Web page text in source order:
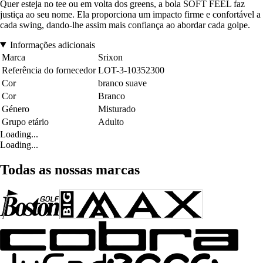
Quer esteja no tee ou em volta dos greens, a bola SOFT FEEL faz
justiça ao seu nome. Ela proporciona um impacto firme e confortável a
cada swing, dando-lhe assim mais confiança ao abordar cada golpe.
Informações adicionais
Marca
Srixon
Referência do fornecedor LOT-3-10352300
Cor
branco suave
Cor
Branco
Género
Misturado
Grupo etário
Adulto
Loading...
Loading...
Todas as nossas marcas